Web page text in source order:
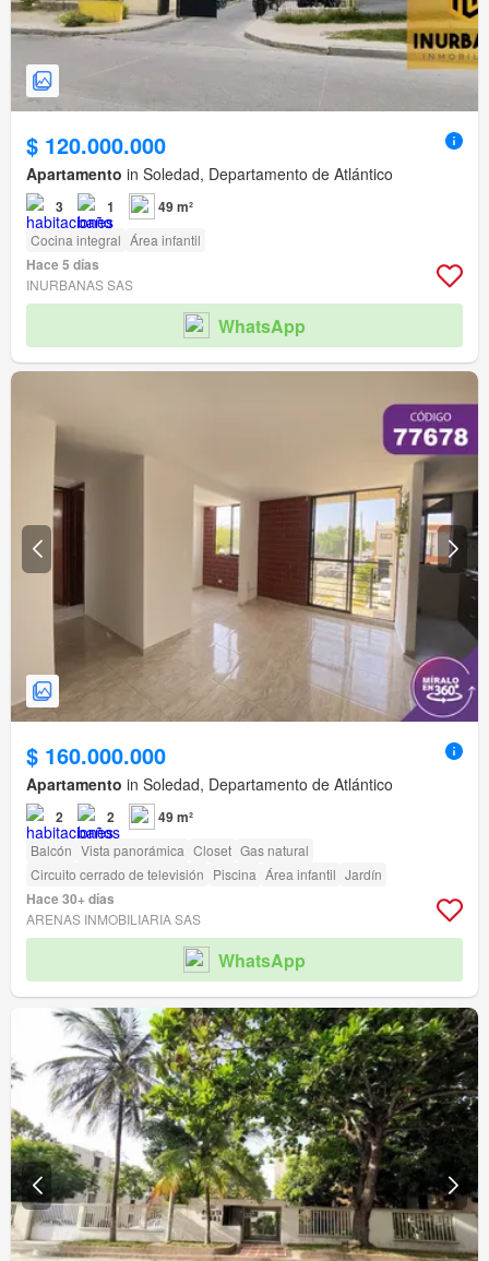
$ 120.000.000
Apartamento in Soledad, Departamento de Atlántico
3 1 49 m²
Cocina integral Área infantil
Hace 5 días
INURBANAS SAS
WhatsApp
$ 160.000.000
Apartamento in Soledad, Departamento de Atlántico
2 2 49 m²
Balcón Vista panorámica Closet Gas natural
Circuito cerrado de televisión Piscina Área infantil Jardín
Hace 30+ días
ARENAS INMOBILIARIA SAS
WhatsApp